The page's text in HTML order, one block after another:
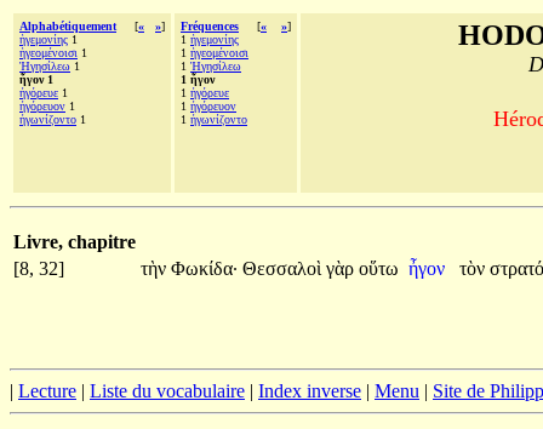
Alphabétiquement [« »]
ἡγεμονίης 1
ἡγεομένοισι 1
Ἡγησίλεω 1
ἦγον 1
ἠγόρευε 1
ἠγόρευον 1
ἠγωνίζοντο 1
Fréquences [« »]
1 ἡγεμονίης
1 ἡγεομένοισι
1 Ἡγησίλεω
1 ἦγον
1 ἠγόρευε
1 ἠγόρευον
1 ἠγωνίζοντο
Livre, chapitre
[8, 32]
τὴν Φωκίδα· Θεσσαλοὶ γὰρ οὕτω ἦγον τὸν
| Lecture | Liste du vocabulaire | Index inverse | Menu | Site de